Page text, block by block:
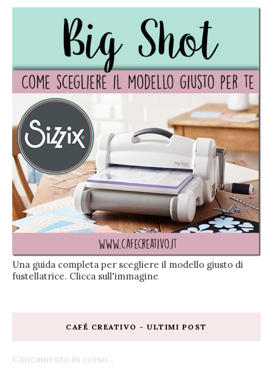
Una guida completa per scegliere il modello giusto di
fustellatrice. Clicca sull'immagine
CAFÉ CREATIVO - ULTIMI POST
Caricamento in corso...